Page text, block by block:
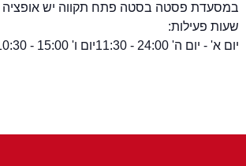
במסעדת פסטה בסטה פתח תקווה יש אופציה
שעות פעילות:
יום א' - יום ה' 24:00 - 11:30
יום ו' 15:00 - 10:30